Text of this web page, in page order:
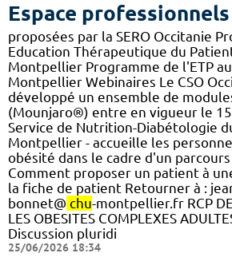
Espace professionnels
proposées par la SERO Occitanie
Education Thérapeutique du
Montpellier Programme de l'ETP au
Montpellier Webinaires Le CSO
développé un ensemble de
(Mounjaro®) entre en vigueur le
Service de Nutrition-Diabétologie
Montpellier - accueille les
obésité dans le cadre d'un
Comment proposer un patient à
la fiche de patient Retourner à :
bonnet@ chu-montpellier.fr RCP DE
LES OBESITES COMPLEXES
Discussion pluridi
25/06/2026 18:34